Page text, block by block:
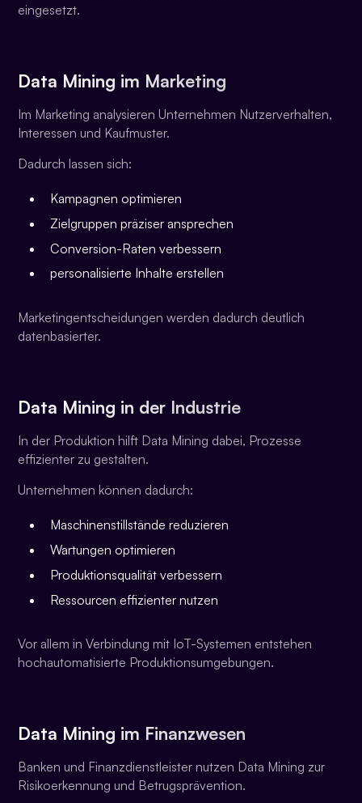
eingesetzt.
Data Mining im Marketing
Im Marketing analysieren Unternehmen Nutzerverhalten,
Interessen und Kaufmuster.
Dadurch lassen sich:
Kampagnen optimieren
Zielgruppen präziser ansprechen
Conversion-Raten verbessern
personalisierte Inhalte erstellen
Marketingentscheidungen werden dadurch deutlich
datenbasierter.
Data Mining in der Industrie
In der Produktion hilft Data Mining dabei, Prozesse
effizienter zu gestalten.
Unternehmen können dadurch:
Maschinenstillstände reduzieren
Wartungen optimieren
Produktionsqualität verbessern
Ressourcen effizienter nutzen
Vor allem in Verbindung mit IoT-Systemen entstehen
hochautomatisierte Produktionsumgebungen.
Data Mining im Finanzwesen
Banken und Finanzdienstleister nutzen Data Mining zur
Risikoerkennung und Betrugsprävention.